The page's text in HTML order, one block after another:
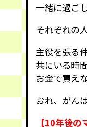
一緒に過ご
それぞれの
主役を張る
共にいる時
お金で買え
おれ、がん
【10年後の